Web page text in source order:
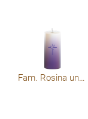
Fam. Rosina und Franz Haimberger